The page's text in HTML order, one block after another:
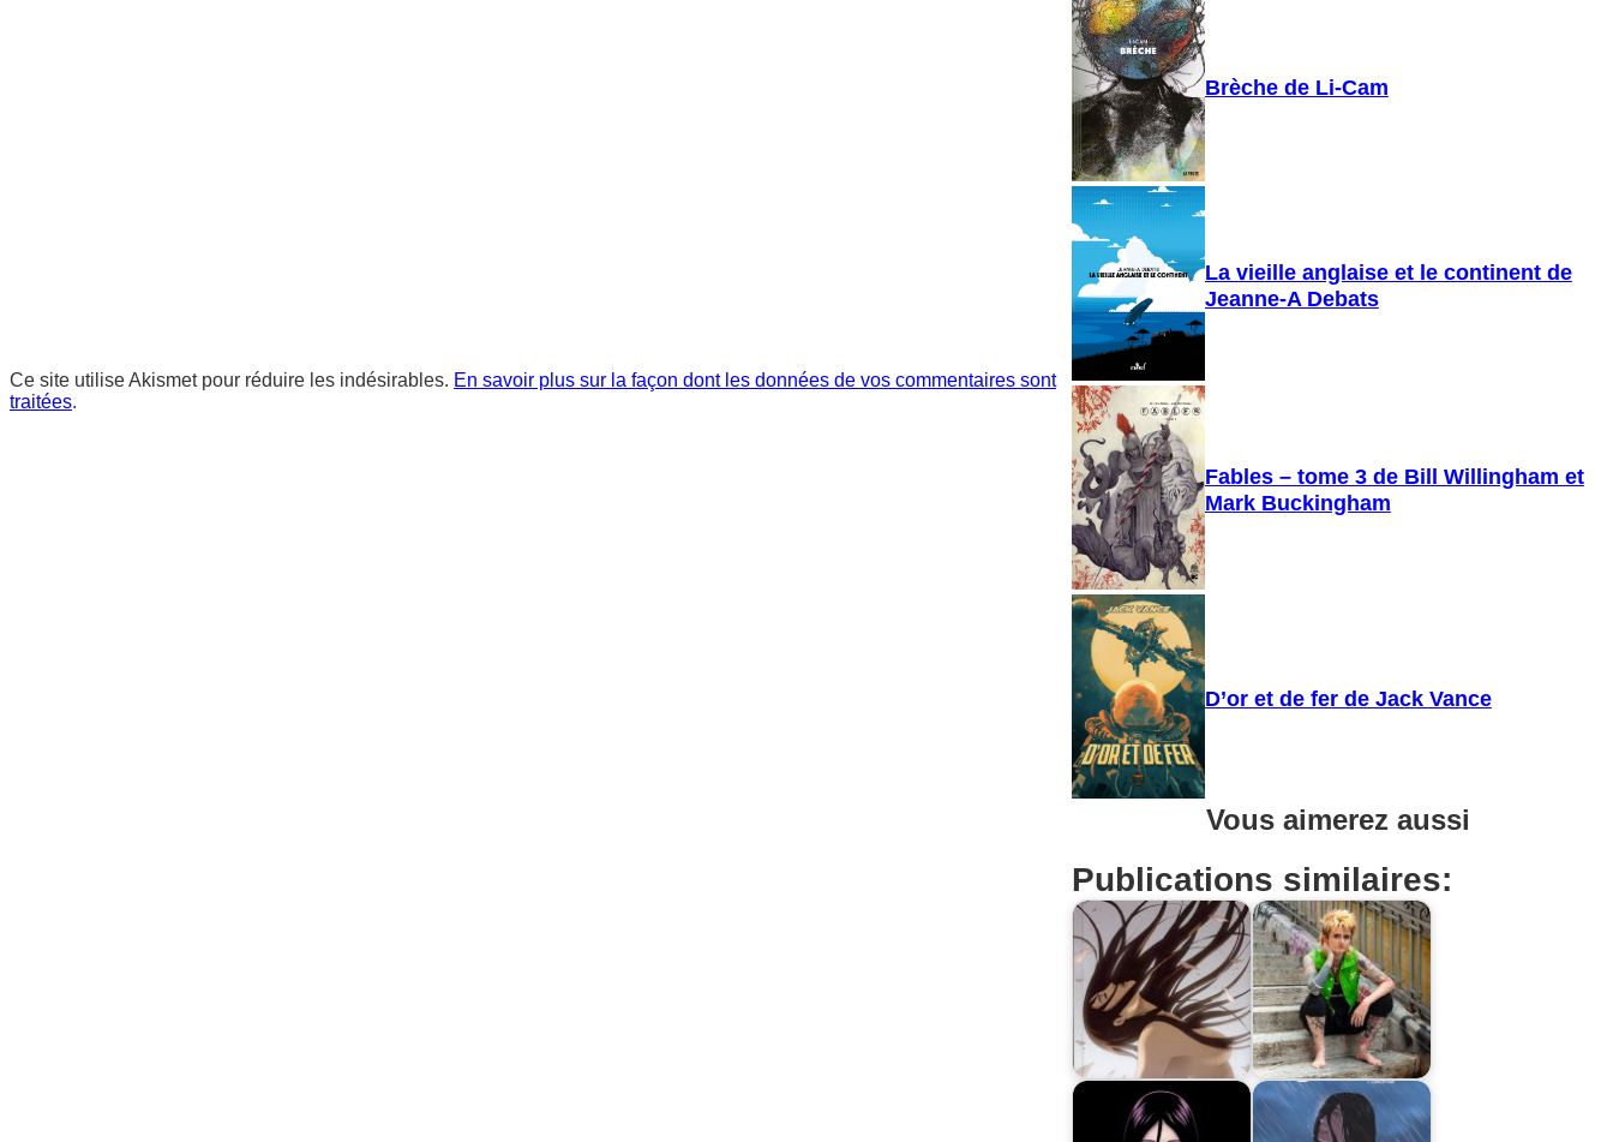
Ce site utilise Akismet pour réduire les indésirables. En savoir plus sur la façon dont les données de vos commentaires sont
traitées.
Brèche de Li-Cam
La vieille anglaise et le continent de
Jeanne-A Debats
Fables – tome 3 de Bill Willingham et
Mark Buckingham
D’or et de fer de Jack Vance
Vous aimerez aussi
Publications similaires: